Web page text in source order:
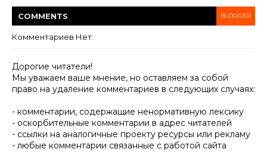
COMMENTS BLOGGER
Комментариев Нет:
Дорогие читатели!
Мы уважаем ваше мнение, но оставляем за собой
право на удаление комментариев в следующих случаях:
- комментарии, содержащие ненормативную лексику
- оскорбительные комментарии в адрес читателей
- ссылки на аналогичные проекту ресурсы или рекламу
- любые комментарии связанные с работой сайта